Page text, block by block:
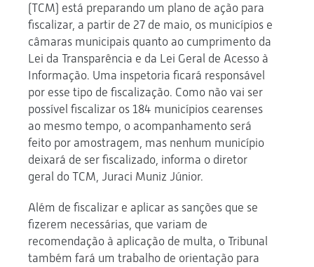
(TCM) está preparando um plano de ação para
fiscalizar, a partir de 27 de maio, os municípios e
câmaras municipais quanto ao cumprimento da
Lei da Transparência e da Lei Geral de Acesso à
Informação. Uma inspetoria ficará responsável
por esse tipo de fiscalização. Como não vai ser
possível fiscalizar os 184 municípios cearenses
ao mesmo tempo, o acompanhamento será
feito por amostragem, mas nenhum município
deixará de ser fiscalizado, informa o diretor
geral do TCM, Juraci Muniz Júnior.
Além de fiscalizar e aplicar as sanções que se
fizerem necessárias, que variam de
recomendação à aplicação de multa, o Tribunal
também fará um trabalho de orientação para